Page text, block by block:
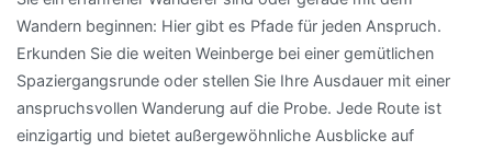
Wandern beginnen: Hier gibt es Pfade für jeden Anspruch.
Erkunden Sie die weiten Weinberge bei einer gemütlichen
Spaziergangsrunde oder stellen Sie Ihre Ausdauer mit einer
anspruchsvollen Wanderung auf die Probe. Jede Route ist
einzigartig und bietet außergewöhnliche Ausblicke auf